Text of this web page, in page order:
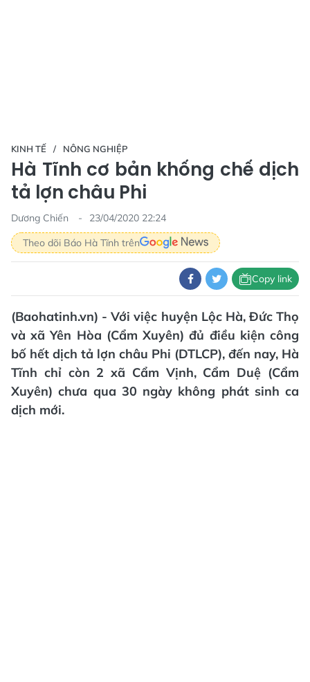
KINH TẾ NÔNG NGHIỆP
Hà Tĩnh cơ bản khống chế dịch
tả lợn châu Phi
Dương Chiến
23/04/2020 22:24
Theo dõi Báo Hà Tĩnh trên
Copy link
(Baohatinh.vn) - Với việc huyện Lộc Hà, Đức Thọ
và xã Yên Hòa (Cẩm Xuyên) đủ điều kiện công
bố hết dịch tả lợn châu Phi (DTLCP), đến nay, Hà
Tĩnh chỉ còn 2 xã Cẩm Vịnh, Cẩm Duệ (Cẩm
Xuyên) chưa qua 30 ngày không phát sinh ca
dịch mới.